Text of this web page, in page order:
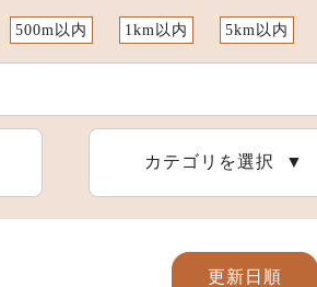
恵那の祭りとイベント
アウトドア施設
500m以内 1km以内 5km以内
カテゴリを選択
更新日順